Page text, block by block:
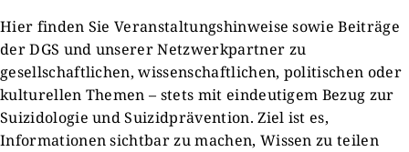
Hier finden Sie Veranstaltungshinweise sowie Beiträge
der DGS und unserer Netzwerkpartner zu
gesellschaftlichen, wissenschaftlichen, politischen oder
kulturellen Themen – stets mit eindeutigem Bezug zur
Suizidologie und Suizidprävention. Ziel ist es,
Informationen sichtbar zu machen, Wissen zu teilen